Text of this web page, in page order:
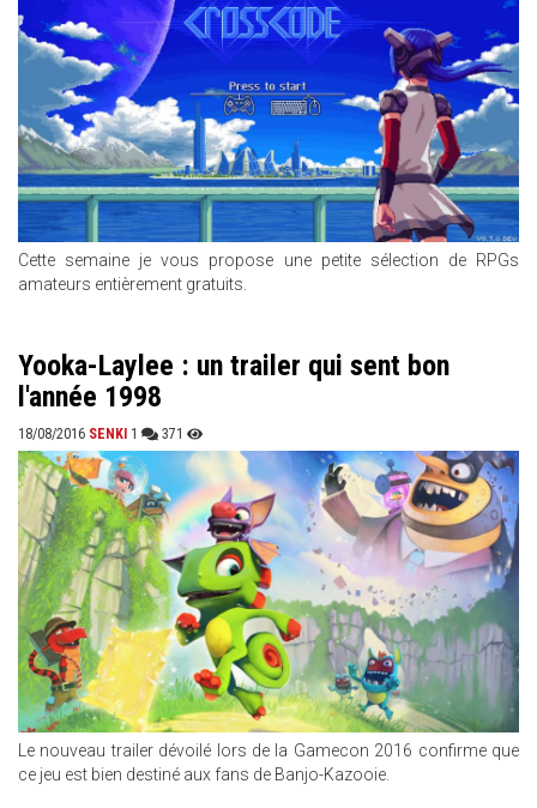
Cette semaine je vous propose une petite sélection de RPGs
amateurs entièrement gratuits.
Yooka-Laylee : un trailer qui sent bon
l'année 1998
18/08/2016 SENKI 1 371
Le nouveau trailer dévoilé lors de la Gamecon 2016 confirme que
ce jeu est bien destiné aux fans de Banjo-Kazooie.